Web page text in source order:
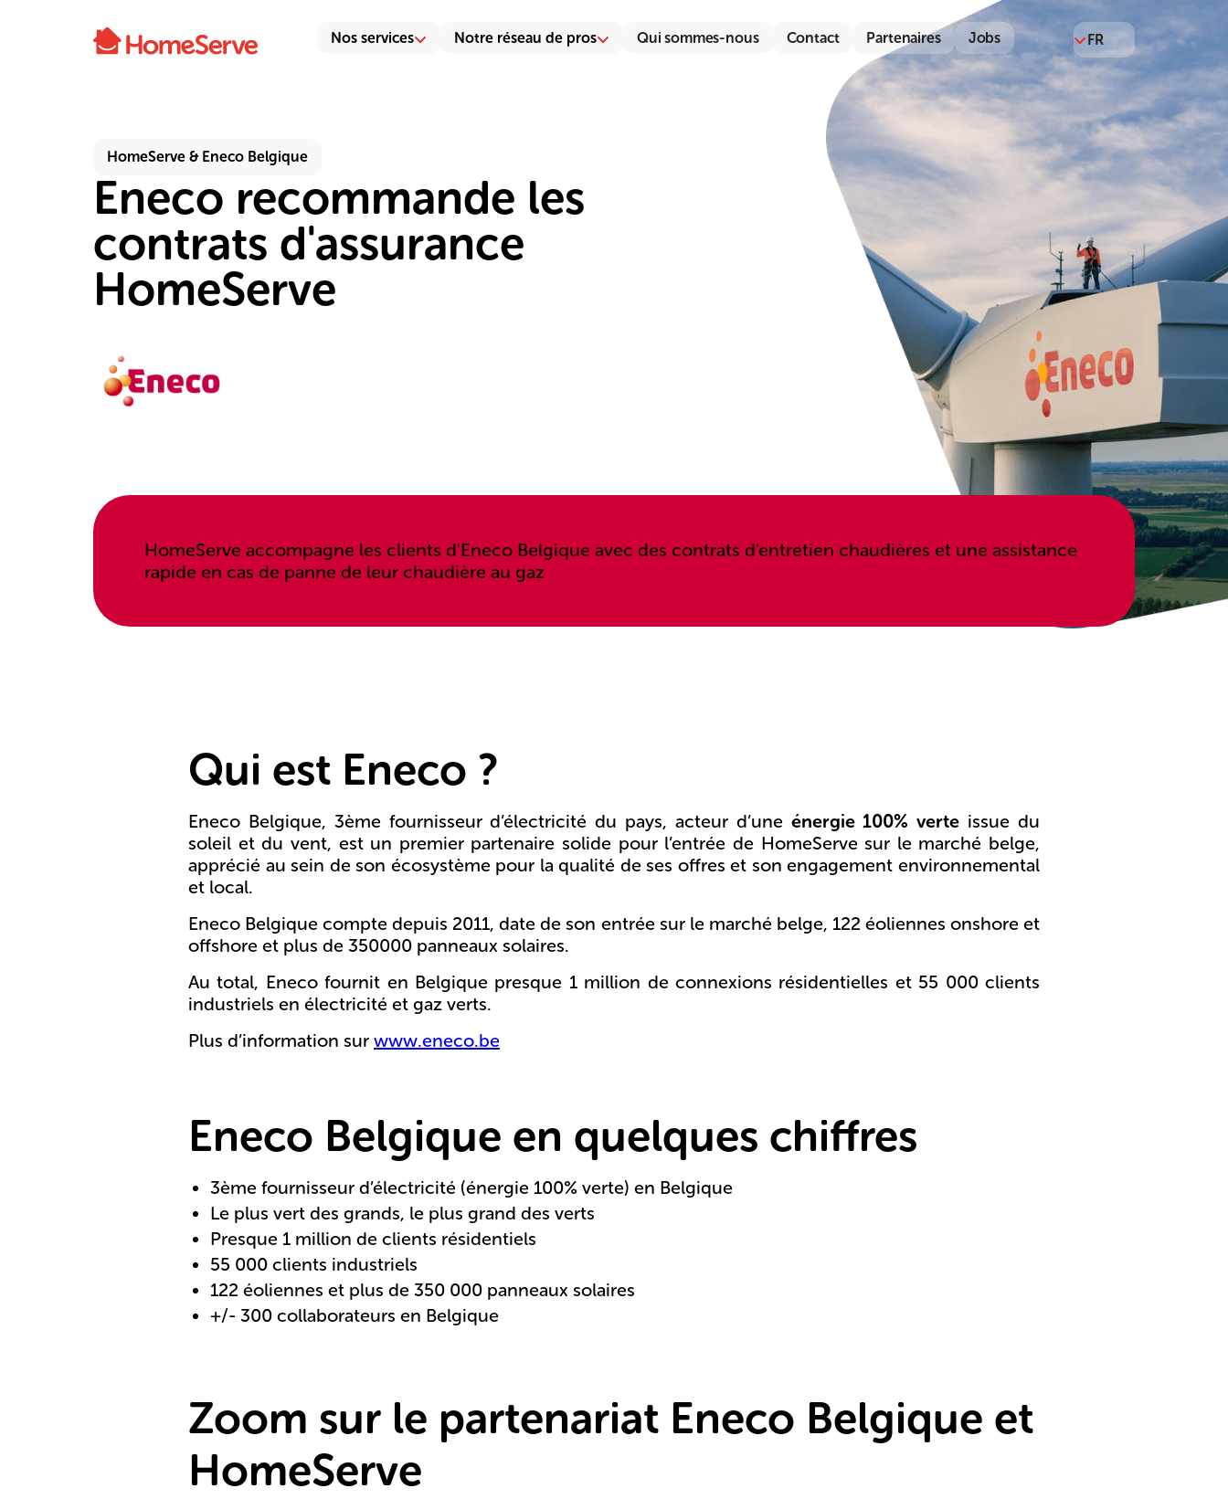
Nos services Notre réseau de pros Qui sommes-nous Contact Partenaires Jobs FR
HomeServe & Eneco Belgique
Eneco recommande les
contrats d'assurance
HomeServe
HomeServe accompagne les clients d'Eneco Belgique avec des contrats d'entretien chaudières et une assistance
rapide en cas de panne de leur chaudière au gaz
Qui est Eneco ?
Eneco Belgique, 3ème fournisseur d’électricité du pays, acteur d’une énergie 100% verte issue du
soleil et du vent, est un premier partenaire solide pour l’entrée de HomeServe sur le marché belge,
apprécié au sein de son écosystème pour la qualité de ses offres et son engagement environnemental
et local.
Eneco Belgique compte depuis 2011, date de son entrée sur le marché belge, 122 éoliennes onshore et
offshore et plus de 350000 panneaux solaires.
Au total, Eneco fournit en Belgique presque 1 million de connexions résidentielles et 55 000 clients
industriels en électricité et gaz verts.
Plus d’information sur www.eneco.be
Eneco Belgique en quelques chiffres
3ème fournisseur d’électricité (énergie 100% verte) en Belgique
Le plus vert des grands, le plus grand des verts
Presque 1 million de clients résidentiels
55 000 clients industriels
122 éoliennes et plus de 350 000 panneaux solaires
+/- 300 collaborateurs en Belgique
Zoom sur le partenariat Eneco Belgique et
HomeServe